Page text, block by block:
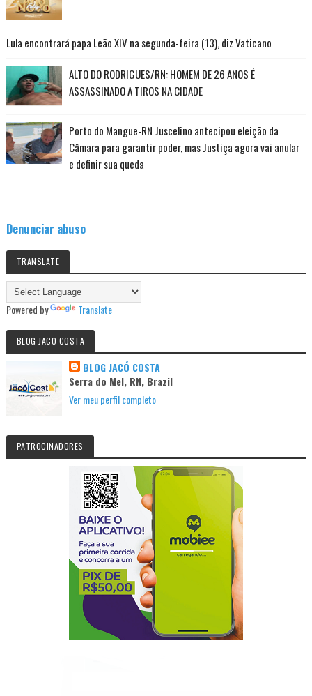
Lula encontrará papa Leão XIV na segunda-feira (13), diz Vaticano
ALTO DO RODRIGUES/RN: HOMEM DE 26 ANOS É
ASSASSINADO A TIROS NA CIDADE
Porto do Mangue-RN Juscelino antecipou eleição da
Câmara para garantir poder, mas Justiça agora vai anular
e definir sua queda
Denunciar abuso
TRANSLATE
Powered by Translate
BLOG JACO COSTA
BLOG JACÓ COSTA
Serra do Mel, RN, Brazil
Ver meu perfil completo
PATROCINADORES